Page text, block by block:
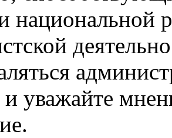
национальной
уважайте